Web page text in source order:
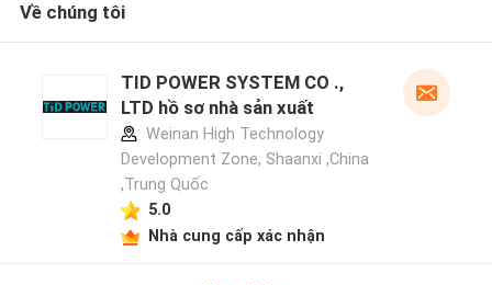
Về chúng tôi
TID POWER SYSTEM CO .,
LTD hồ sơ nhà sản xuất
Weinan High Technology
Development Zone, Shaanxi ,China
,Trung Quốc
5.0
Nhà cung cấp xác nhận